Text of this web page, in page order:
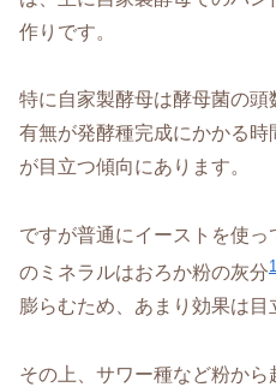
作りです。
特に自家製酵母は酵母菌の
有無が発酵種完成にかかる
が目立つ傾向にあります。
ですが普通にイーストを使
のミネラルはおろか粉の灰分1
膨らむため、あまり効果は目
その上、サワー種など粉か